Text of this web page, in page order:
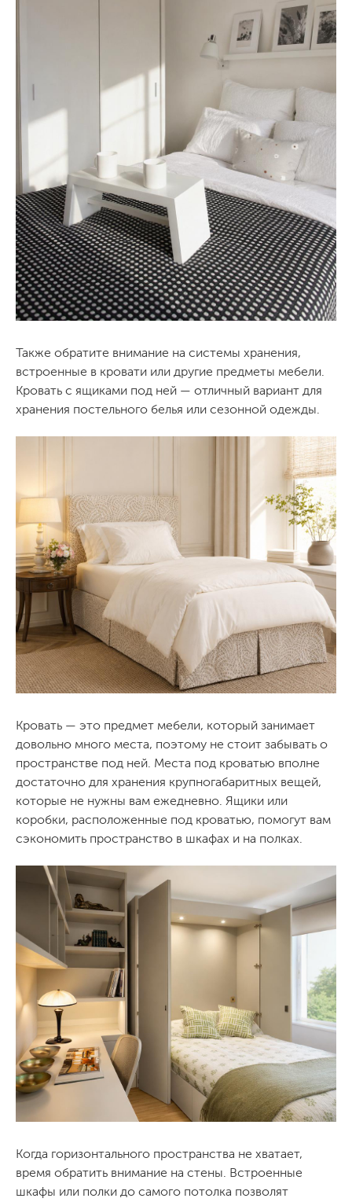
Также обратите внимание на системы хранения,
встроенные в кровати или другие предметы мебели.
Кровать с ящиками под ней — отличный вариант для
хранения постельного белья или сезонной одежды.
Кровать — это предмет мебели, который занимает
довольно много места, поэтому не стоит забывать о
пространстве под ней. Места под кроватью вполне
достаточно для хранения крупногабаритных вещей,
которые не нужны вам ежедневно. Ящики или
коробки, расположенные под кроватью, помогут вам
сэкономить пространство в шкафах и на полках.
Когда горизонтального пространства не хватает,
время обратить внимание на стены. Встроенные
шкафы или полки до самого потолка позволят